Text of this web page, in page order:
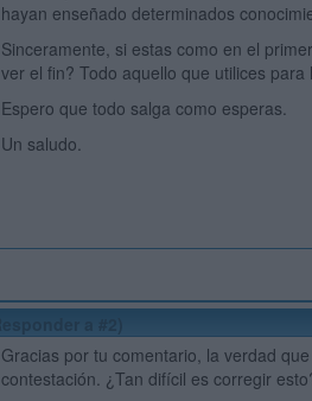
hayan enseñado determinados
Sinceramente, si estas como en el
ver el fin? Todo aquello que utilices
Espero que todo salga como esperas.
Un saludo.
Gracias por tu comentario, la verdad
contestación. ¿Tan difícil es corregir